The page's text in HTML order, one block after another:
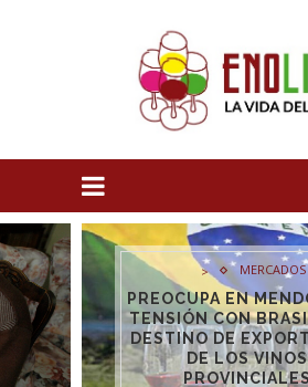
>
BONARDA, EL VINO
Y FRUTADO QUE
CONSUMIDORES
CADA VEZ